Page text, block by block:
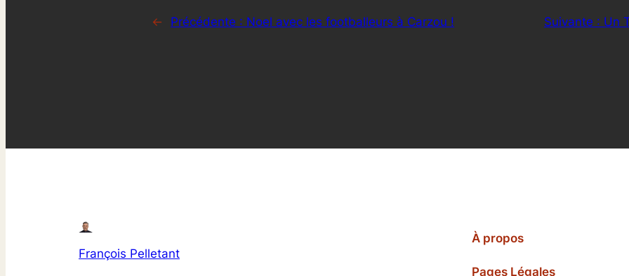
← Précédente : Noel avec les footballeurs à Carzou ! Suivante : Un
François Pelletant
À propos
Pages Légales